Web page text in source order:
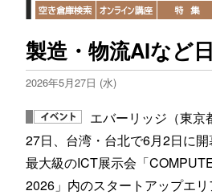
製造・物流AIなど
2026年5月27日 (水)
エバーリッジ（東京
27日、台湾・台北で6月2日に
最大級のICT展示会「
2026」内のスタートアップエリ